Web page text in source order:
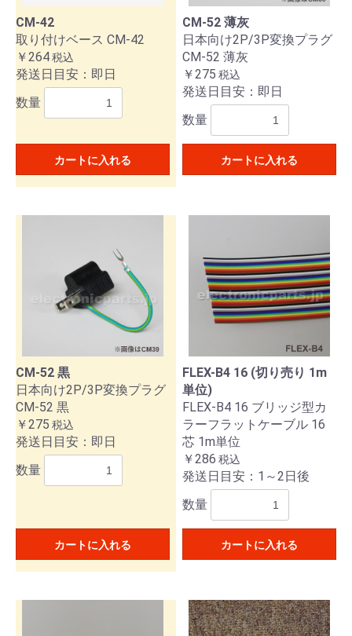
CM-42
取り付けベース CM-42
￥264税込
発送日目安：即日
数量
カートに入れる
CM-52 薄灰
日本向け2P/3P変換プラグ
CM-52 薄灰
￥275 税込
発送日目安：即日
数量
カートに入れる
CM-52 黒
日本向け2P/3P変換プラグ
CM-52 黒
￥275 税込
発送日目安：即日
数量
カートに入れる
FLEX-B4 16 (切り売り 1m
単位)
FLEX-B4 16 ブリッジ型カ
ラーフラットケーブル 16
芯 1m単位
￥286 税込
発送日目安：1～2日後
数量
カートに入れる